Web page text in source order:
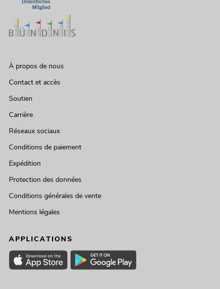
À propos de nous
Contact et accès
Soutien
Carrière
Réseaux sociaux
Conditions de paiement
Expédition
Protection des données
Conditions générales de vente
Mentions légales
APPLICATIONS